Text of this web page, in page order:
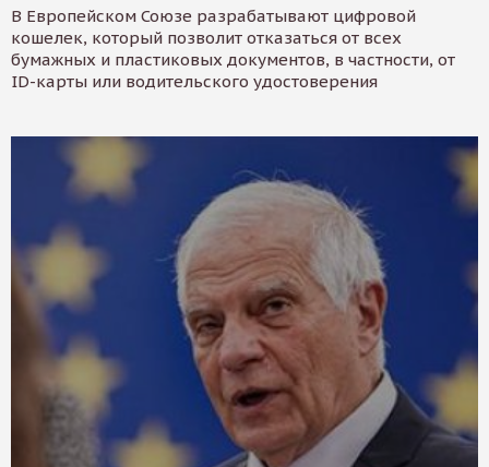
В Европейском Союзе разрабатывают цифровой
кошелек, который позволит отказаться от всех
бумажных и пластиковых документов, в частности, от
ID-карты или водительского удостоверения